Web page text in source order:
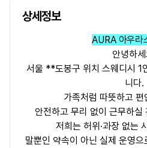
상세정보
AURA 아우라
안녕하
서울 **도봉구 위치 스웨디시 1
니다.
가족처럼 따뜻하고 편
안전하고 무리 없이 근무하실
저희는 허위·과장 없는
말뿐인 약속이 아닌 실제 운영으